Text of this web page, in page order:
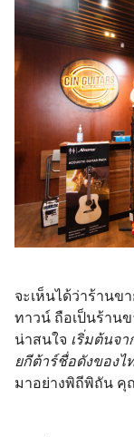
จะเห็นได้ว่าร้านข
ทาวน์ ถือเป็นร้าน
น่าสนใจ เริ่มต้นจ
ยกีต้าร์ชื่อดังของไ
มาอย่างพิถีพิถัน